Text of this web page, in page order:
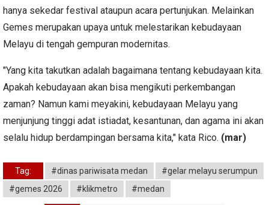
hanya sekedar festival ataupun acara pertunjukan. Melainkan
Gemes merupakan upaya untuk melestarikan kebudayaan
Melayu di tengah gempuran modernitas.
​"Yang kita takutkan adalah bagaimana tentang kebudayaan kita.
Apakah kebudayaan akan bisa mengikuti perkembangan
zaman? Namun kami meyakini, kebudayaan Melayu yang
menjunjung tinggi adat istiadat, kesantunan, dan agama ini akan
selalu hidup berdampingan bersama kita," kata Rico. (mar)
Tag: #dinas pariwisata medan
#gelar melayu serumpun
#gemes 2026
#klikmetro #medan